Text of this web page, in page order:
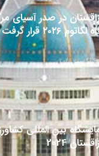
در صدر آسیای
لگاتوم ۲۰۲۶ قرار گرفت
6 آگوست 2026
بین المللی
2024